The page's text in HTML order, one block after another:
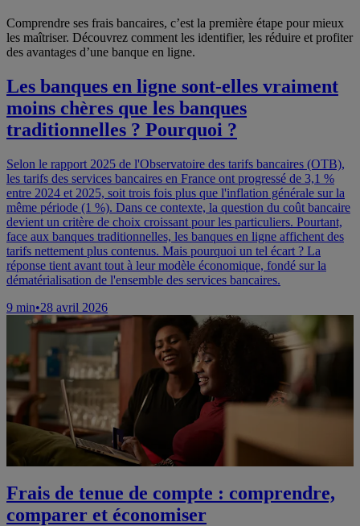
Comprendre ses frais bancaires, c’est la première étape pour mieux
les maîtriser. Découvrez comment les identifier, les réduire et profiter
des avantages d’une banque en ligne.
Les banques en ligne sont-elles vraiment
moins chères que les banques
traditionnelles ? Pourquoi ?
Selon le rapport 2025 de l'Observatoire des tarifs bancaires (OTB),
les tarifs des services bancaires en France ont progressé de 3,1 %
entre 2024 et 2025, soit trois fois plus que l'inflation générale sur la
même période (1 %). Dans ce contexte, la question du coût bancaire
devient un critère de choix croissant pour les particuliers. Pourtant,
face aux banques traditionnelles, les banques en ligne affichent des
tarifs nettement plus contenus. Mais pourquoi un tel écart ? La
réponse tient avant tout à leur modèle économique, fondé sur la
dématérialisation de l'ensemble des services bancaires.
9 min•28 avril 2026
Frais de tenue de compte : comprendre,
comparer et économiser